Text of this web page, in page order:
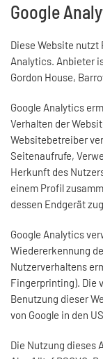
Google
Diese Website nutzt
Analytics. Anbieter
Gordon House,
Google Analytics
Verhalten der
Websitebetreiber
Seitenaufrufe,
Herkunft des
einem Profil
dessen Endgerät
Google Analytics
Wiedererkennung
Nutzerverhaltens
Fingerprinting). Die
Benutzung dieser
von Google in den
Die Nutzung dieses